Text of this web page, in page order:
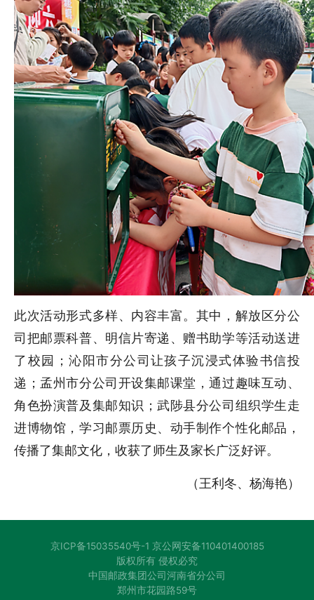
此次活动形式多样、内容丰富。其中，解放区分公
司把邮票科普、明信片寄递、赠书助学等活动送进
了校园；沁阳市分公司让孩子沉浸式体验书信投
递；孟州市分公司开设集邮课堂，通过趣味互动、
角色扮演普及集邮知识；武陟县分公司组织学生走
进博物馆，学习邮票历史、动手制作个性化邮品，
传播了集邮文化，收获了师生及家长广泛好评。
（王利冬、杨海艳）
京ICP备15035540号-1 京公网安备110401400185
版权所有 侵权必究
中国邮政集团公司河南省分公司
郑州市花园路59号